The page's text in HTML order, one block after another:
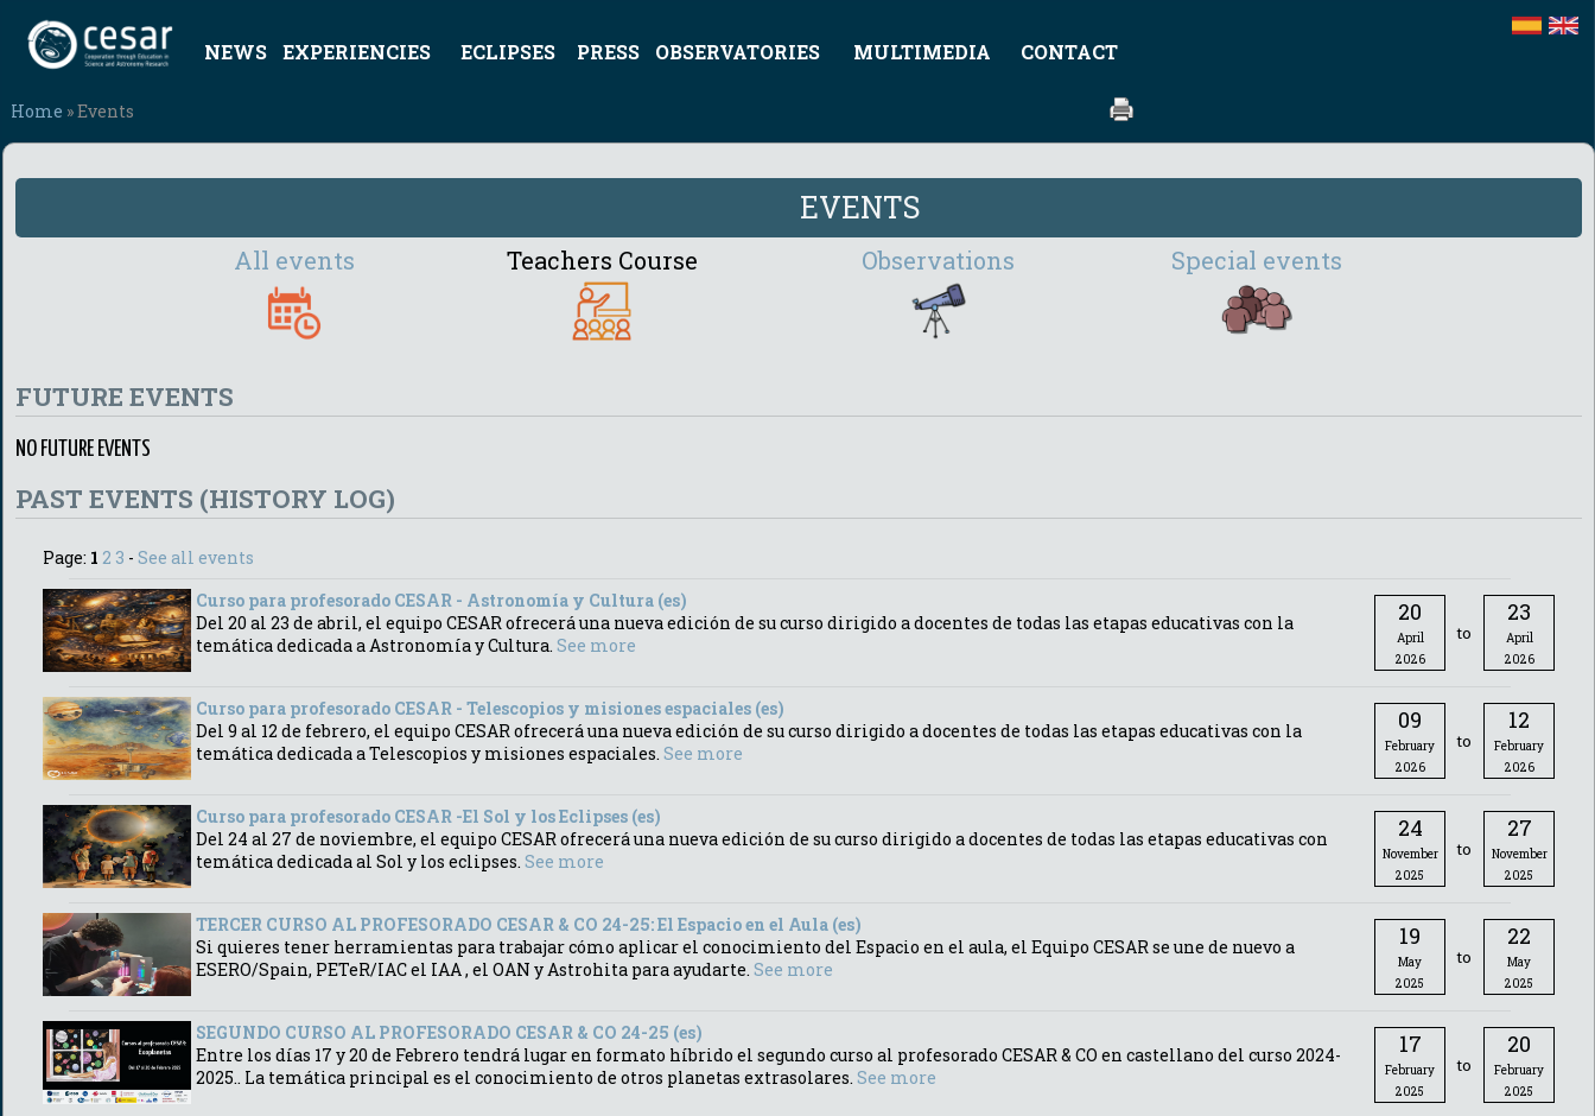
NEWS EXPERIENCIES ECLIPSES PRESS OBSERVATORIES MULTIMEDIA CONTACT
Home » Events
EVENTS
All events Teachers Course Observations Special events
FUTURE EVENTS
NO FUTURE EVENTS
PAST EVENTS (HISTORY LOG)
Page: 1 2 3 - See all events
Curso para profesorado CESAR - Astronomía y Cultura (es)
Del 20 al 23 de abril, el equipo CESAR ofrecerá una nueva edición de su curso dirigido a docentes de todas las etapas educativas con la
temática dedicada a Astronomía y Cultura. See more
20
April
2026
to
23
April
2026
Curso para profesorado CESAR - Telescopios y misiones espaciales (es)
Del 9 al 12 de febrero, el equipo CESAR ofrecerá una nueva edición de su curso dirigido a docentes de todas las etapas educativas con la
temática dedicada a Telescopios y misiones espaciales. See more
09
February
2026
to
12
February
2026
Curso para profesorado CESAR -El Sol y los Eclipses (es)
Del 24 al 27 de noviembre, el equipo CESAR ofrecerá una nueva edición de su curso dirigido a docentes de todas las etapas educativas con
temática dedicada al Sol y los eclipses. See more
24
November
2025
to
27
November
2025
TERCER CURSO AL PROFESORADO CESAR & CO 24-25: El Espacio en el Aula (es)
Si quieres tener herramientas para trabajar cómo aplicar el conocimiento del Espacio en el aula, el Equipo CESAR se une de nuevo a
ESERO/Spain, PETeR/IAC el IAA , el OAN y Astrohita para ayudarte. See more
19
May
2025
to
22
May
2025
SEGUNDO CURSO AL PROFESORADO CESAR & CO 24-25 (es)
Entre los días 17 y 20 de Febrero tendrá lugar en formato híbrido el segundo curso al profesorado CESAR & CO en castellano del curso 2024-
2025.. La temática principal es el conocimiento de otros planetas extrasolares. See more
17
February
2025
to
20
February
2025